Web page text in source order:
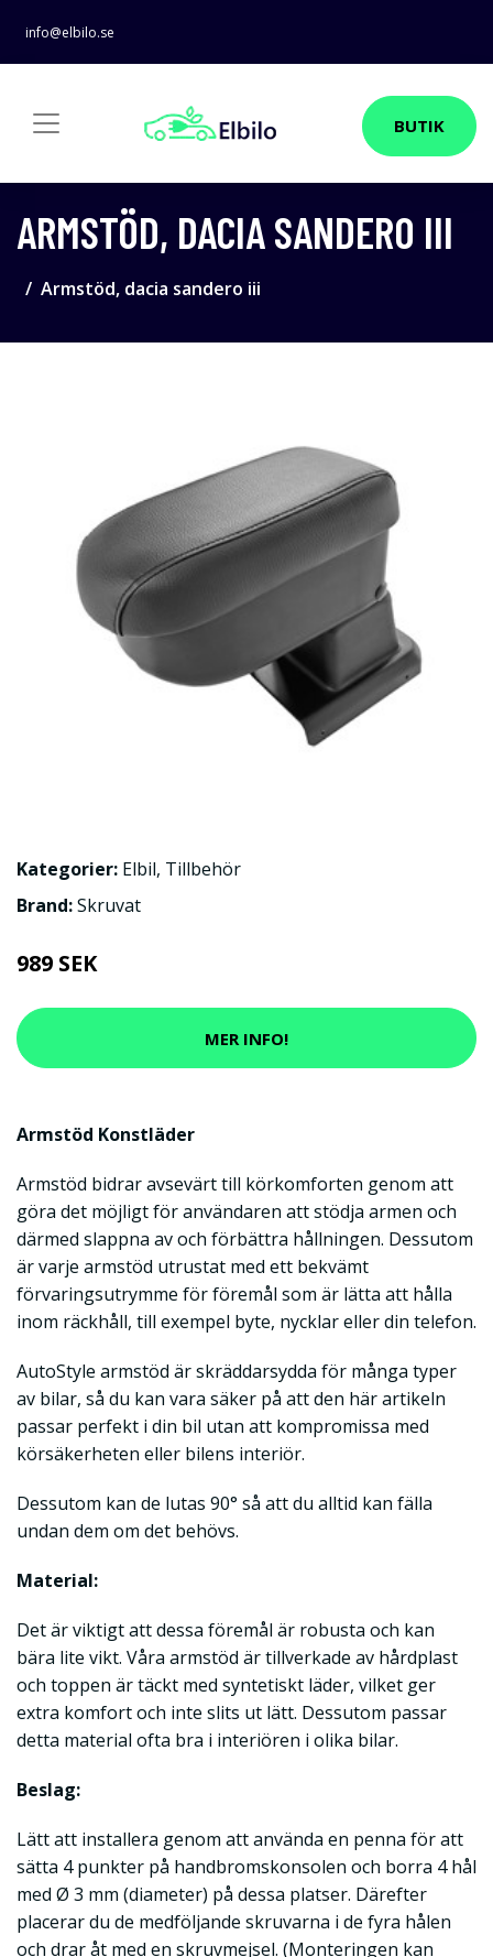
info@elbilo.se
BUTIK
ARMSTÖD, DACIA SANDERO III
Armstöd, dacia sandero iii
Kategorier: Elbil, Tillbehör
Brand:Skruvat
989 SEK
MER INFO!
Armstöd Konstläder
Armstöd bidrar avsevärt till körkomforten genom att
göra det möjligt för användaren att stödja armen och
därmed slappna av och förbättra hållningen. Dessutom
är varje armstöd utrustat med ett bekvämt
förvaringsutrymme för föremål som är lätta att hålla
inom räckhåll, till exempel byte, nycklar eller din telefon.
AutoStyle armstöd är skräddarsydda för många typer
av bilar, så du kan vara säker på att den här artikeln
passar perfekt i din bil utan att kompromissa med
körsäkerheten eller bilens interiör.
Dessutom kan de lutas 90° så att du alltid kan fälla
undan dem om det behövs.
Material:
Det är viktigt att dessa föremål är robusta och kan
bära lite vikt. Våra armstöd är tillverkade av hårdplast
och toppen är täckt med syntetiskt läder, vilket ger
extra komfort och inte slits ut lätt. Dessutom passar
detta material ofta bra i interiören i olika bilar.
Beslag:
Lätt att installera genom att använda en penna för att
sätta 4 punkter på handbromskonsolen och borra 4 hål
med Ø 3 mm (diameter) på dessa platser. Därefter
placerar du de medföljande skruvarna i de fyra hålen
och drar åt med en skruvmejsel. (Monteringen kan